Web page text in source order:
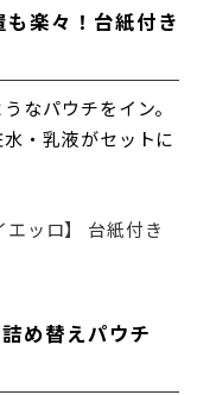
楽々！台紙付き
なパウチをイン。
・乳液がセットに
ッロ】 台紙付き
め替えパウチ